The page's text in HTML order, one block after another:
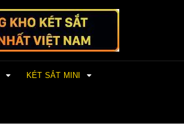
KÉT SẮT MINI